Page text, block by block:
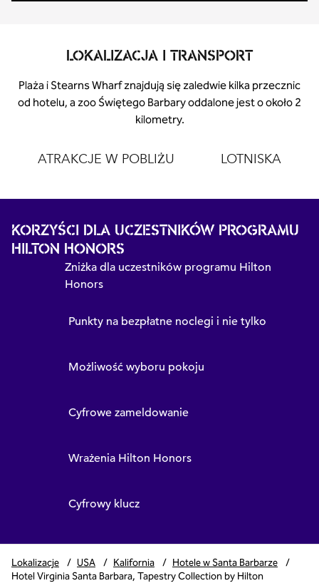
LOKALIZACJA I TRANSPORT
Plaża i Stearns Wharf znajdują się zaledwie kilka przecznic
od hotelu, a zoo Świętego Barbary oddalone jest o około 2
kilometry.
ATRAKCJE W POBLIŻU LOTNISKA
KORZYŚCI DLA UCZESTNIKÓW PROGRAMU
HILTON HONORS
Zniżka dla uczestników programu Hilton
Honors
Punkty na bezpłatne noclegi i nie tylko
Możliwość wyboru pokoju
Cyfrowe zameldowanie
Wrażenia Hilton Honors
Cyfrowy klucz
Lokalizacje / USA / Kalifornia / Hotele w Santa Barbarze
/
Hotel Virginia Santa Barbara, Tapestry Collection by Hilton